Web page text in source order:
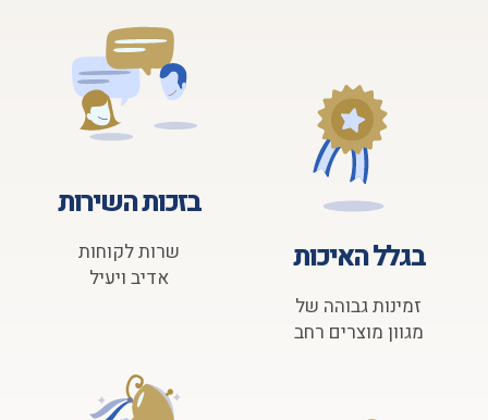
בגלל האיכות
זמינות גבוהה של
מגוון מוצרים רחב
בזכות השירות
שרות לקוחות
אדיב ויעיל